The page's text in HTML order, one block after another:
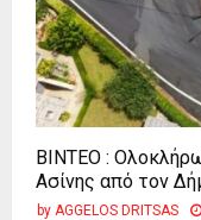
ΒΙΝΤΕΟ :
Ασίνης από τον
by AGGELOS DRITSAS